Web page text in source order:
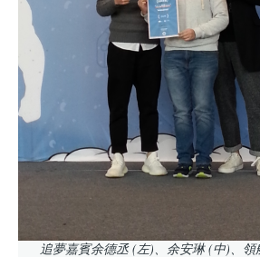
追夢嘉賓余德丞 (左)、余安琳 (中)、領